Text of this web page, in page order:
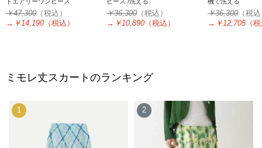
￥47,300 （税込）
→ ￥14,190 （税込）
￥36,300（税込）
→ ￥10,890 （税込）
￥36,300（税
→ ￥12,705（
ミモレ丈スカートのランキング
1 2